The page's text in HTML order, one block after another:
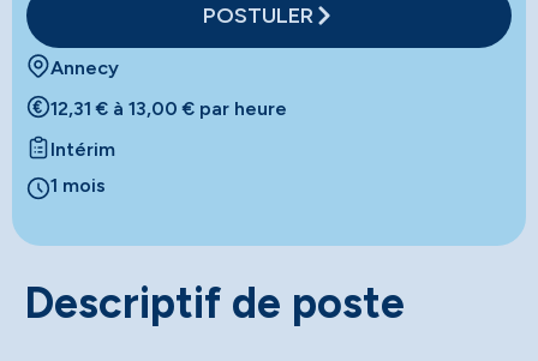
POSTULER
Annecy
12,31 € à 13,00 € par heure
Intérim
1 mois
Descriptif de poste